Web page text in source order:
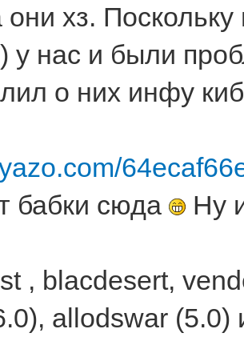
хз.
у нас и были
о них инфу
бабки сюда
Ну
, blacdesert,
allodswar (5.0)